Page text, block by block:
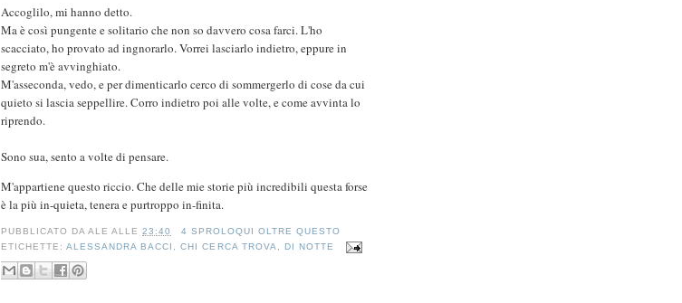
Accoglilo, mi hanno detto.
Ma è così pungente e solitario che non so davvero cosa farci. L'ho
scacciato, ho provato ad ingnorarlo. Vorrei lasciarlo indietro, eppure in
segreto m'è avvinghiato.
M'asseconda, vedo, e per dimenticarlo cerco di sommergerlo di cose da cui
quieto si lascia seppellire. Corro indietro poi alle volte, e come avvinta lo
riprendo.
Sono sua, sento a volte di pensare.
M'appartiene questo riccio. Che delle mie storie più incredibili questa forse
è la più in-quieta, tenera e purtroppo in-finita.
PUBBLICATO DAALE ALLE23:40
4 SPROLOQUI OLTRE QUESTO
ETICHETTE:ALESSANDRA BACCI ,CHI CERCA TROVA, DI NOTTE